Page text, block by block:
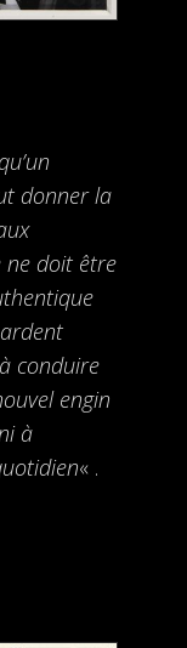
donner la
ne doit être
conduire
engin
à
« .